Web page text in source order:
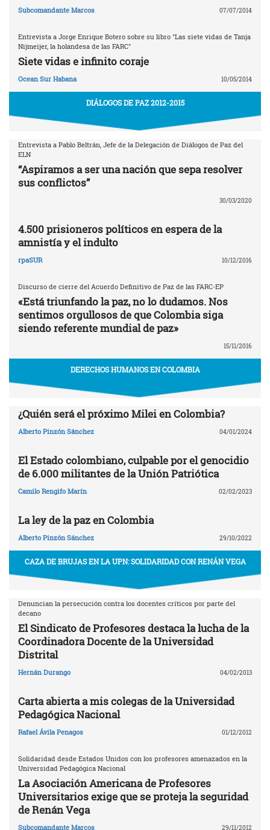
Subcomandante Marcos 07/07/2014
Entrevista a Jorge Enrique Botero sobre su libro "Las siete vidas de Tanja
Nijmeijer, la holandesa de las FARC"
Siete vidas e infinito coraje
Ocean Sur Habana 10/05/2014
DIÁLOGOS DE PAZ 2012-2015
Entrevista a Pablo Beltrán, Jefe de la Delegación de Diálogos de Paz del
ELN
“Aspiramos a ser una nación que sepa resolver
sus conflictos”
30/03/2020
4.500 prisioneros políticos en espera de la
amnistía y el indulto
rpaSUR 10/12/2016
Discurso de cierre del Acuerdo Definitivo de Paz de las FARC-EP
«Está triunfando la paz, no lo dudamos. Nos
sentimos orgullosos de que Colombia siga
siendo referente mundial de paz»
15/11/2016
DERECHOS HUMANOS EN COLOMBIA
¿Quién será el próximo Milei en Colombia?
Alberto Pinzón Sánchez 04/01/2024
El Estado colombiano, culpable por el genocidio
de 6.000 militantes de la Unión Patriótica
Camilo Rengifo Marín 02/02/2023
La ley de la paz en Colombia
Alberto Pinzón Sánchez 29/10/2022
CAZA DE BRUJAS EN LA UPN: SOLIDARIDAD CON RENÁN VEGA
Denuncian la persecución contra los docentes críticos por parte del
decano
El Sindicato de Profesores destaca la lucha de la
Coordinadora Docente de la Universidad
Distrital
Hernán Durango 04/02/2013
Carta abierta a mis colegas de la Universidad
Pedagógica Nacional
Rafael Ávila Penagos 01/12/2012
Solidaridad desde Estados Unidos con los profesores amenazados en la
Universidad Pedagógica Nacional
La Asociación Americana de Profesores
Universitarios exige que se proteja la seguridad
de Renán Vega
Subcomandante Marcos 29/11/2012